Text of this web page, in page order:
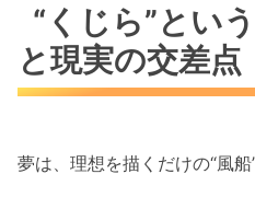
“くじら”とい
と現実の交差点
夢は、理想を描くだけの“風船